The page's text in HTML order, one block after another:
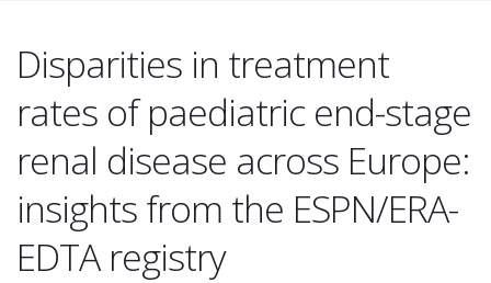
Disparities in treatment
rates of paediatric end-stage
renal disease across Europe:
insights from the ESPN/ERA-
EDTA registry